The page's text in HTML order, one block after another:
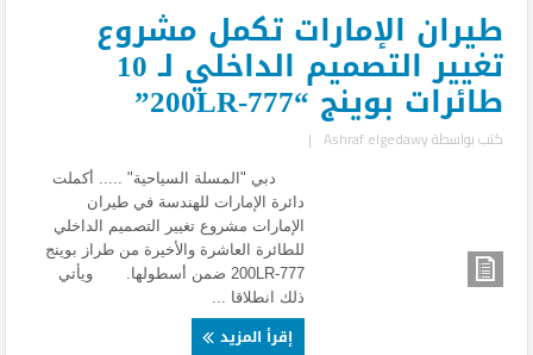
طيران الإمارات تكمل مشروع
تغيير التصميم الداخلي لـ 10
طائرات بوينج “777-200LR”
كتب بواسطةAshraf elgedawy
|
دبي "المسلة السياحية" ..... أكملت
دائرة الإمارات للهندسة في طيران
الإمارات مشروع تغيير التصميم الداخلي
للطائرة العاشرة والأخيرة من طراز بوينج
777-200LR ضمن أسطولها. ويأتي
ذلك انطلاقا ...
إقرأ المزيد